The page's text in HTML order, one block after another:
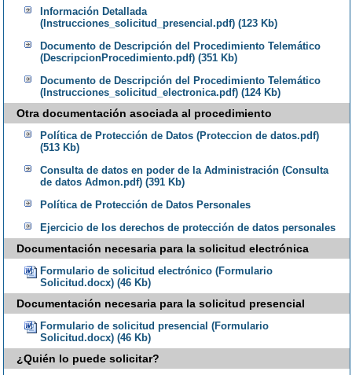
Información Detallada
(Instrucciones_solicitud_presencial.pdf) (123 Kb)
Documento de Descripción del Procedimiento Telemático
(DescripcionProcedimiento.pdf) (351 Kb)
Documento de Descripción del Procedimiento Telemático
(Instrucciones_solicitud_electronica.pdf) (124 Kb)
Otra documentación asociada al procedimiento
Política de Protección de Datos (Proteccion de datos.pdf)
(513 Kb)
Consulta de datos en poder de la Administración (Consulta
de datos Admon.pdf) (391 Kb)
Política de Protección de Datos Personales
Ejercicio de los derechos de protección de datos personales
Documentación necesaria para la solicitud electrónica
Formulario de solicitud electrónico (Formulario
Solicitud.docx) (46 Kb)
Documentación necesaria para la solicitud presencial
Formulario de solicitud presencial (Formulario
Solicitud.docx) (46 Kb)
¿Quién lo puede solicitar?